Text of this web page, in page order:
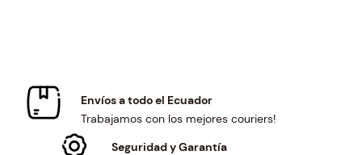
Envíos a todo el Ecuador
Trabajamos con los mejores couriers!
Seguridad y Garantía